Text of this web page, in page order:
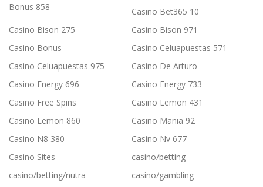
Bonus 858
Casino Bet365 10
Casino Bison 275
Casino Bison 971
Casino Bonus
Casino Celuapuestas 571
Casino Celuapuestas 975
Casino De Arturo
Casino Energy 696
Casino Energy 733
Casino Free Spins
Casino Lemon 431
Casino Lemon 860
Casino Mania 92
Casino N8 380
Casino Nv 677
Casino Sites
casino/betting
casino/betting/nutra
casino/gambling